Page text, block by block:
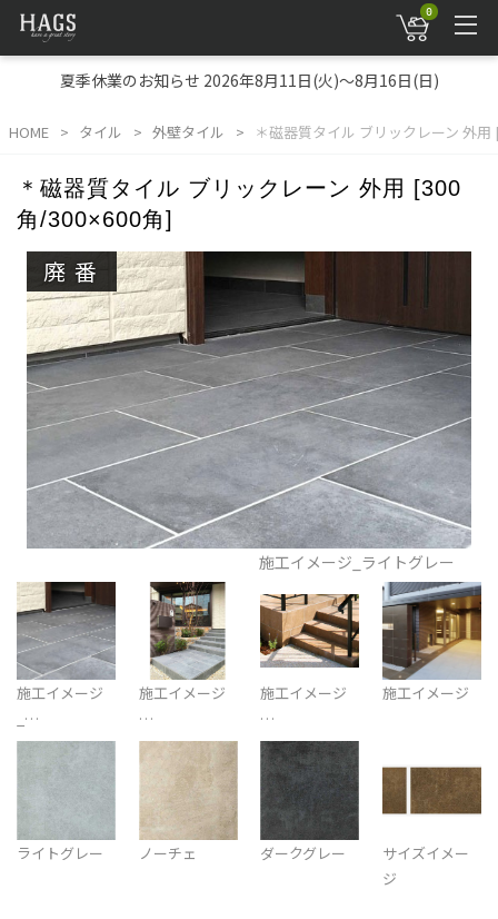
0
夏季休業のお知らせ 2026年8月11日(火)～8月16日(日)
HOME タイル 外壁タイル ＊磁器質タイル ブリックレーン 外
＊磁器質タイル ブリックレーン 外用 [300
角/300×600角]
廃番
施工イメージ_ライトグレー
施工イメージ
_…
施工イメージ
…
施工イメージ
…
施工イメージ
ライトグレー ノーチェ ダークグレー
サイズイメー
ジ